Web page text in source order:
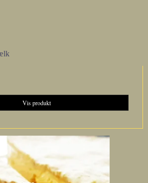
Vis produkt